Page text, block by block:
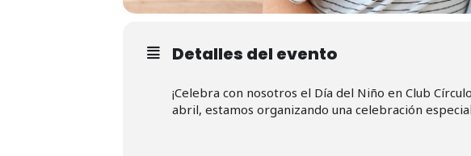
Detalles del evento
¡Celebra con nosotros el Día del Niño en Club
abril, estamos organizando una celebración